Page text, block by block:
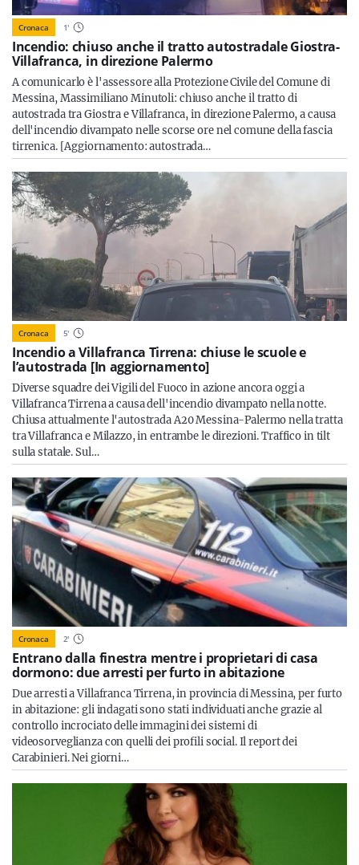
Cronaca 1'
Incendio: chiuso anche il tratto autostradale Giostra-
Villafranca, in direzione Palermo
A comunicarlo è l'assessore alla Protezione Civile del Comune di
Messina, Massimiliano Minutoli: chiuso anche il tratto di
autostrada tra Giostra e Villafranca, in direzione Palermo, a causa
dell'incendio divampato nelle scorse ore nel comune della fascia
tirrenica. [Aggiornamento: autostrada…
Cronaca 5'
Incendio a Villafranca Tirrena: chiuse le scuole e
l’autostrada [In aggiornamento]
Diverse squadre dei Vigili del Fuoco in azione ancora oggi a
Villafranca Tirrena a causa dell'incendio divampato nella notte.
Chiusa attualmente l'autostrada A20 Messina-Palermo nella tratta
tra Villafranca e Milazzo, in entrambe le direzioni. Traffico in tilt
sulla statale. Sul…
Cronaca 2'
Entrano dalla finestra mentre i proprietari di casa
dormono: due arresti per furto in abitazione
Due arresti a Villafranca Tirrena, in provincia di Messina, per furto
in abitazione: gli indagati sono stati individuati anche grazie al
controllo incrociato delle immagini dei sistemi di
videosorveglianza con quelli dei profili social. Il report dei
Carabinieri. Nei giorni…